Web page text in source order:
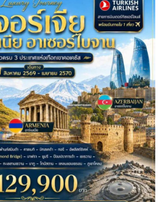
0
PAK ปากีสถาน 8
SAU ซาอุดิอาระเบีย 1
SGP สิงคโปร์ 4
TWN ไต้หวัน 10
TKM เติร์กเมนิสถาน 1
UZB อุซเบกิสถาน 4
YEM เยเมน 0
VNM เวียดนาม 35
GRL กรีนแลนด์ 3
ISL ไอซ์แลนด์ 4
MDA มอลโดวา 0
MLT มอลต้า 1
NOR นอร์เวย์ 3
PRT โปรตุเกส 3
สแกนดิเนเวีย 7
ESP สเปน 4
CHE สวิตเซอร์แลนด์ 8
UKR ยูเครน 0
UK อังกฤษ+สหราชอาณาจักร